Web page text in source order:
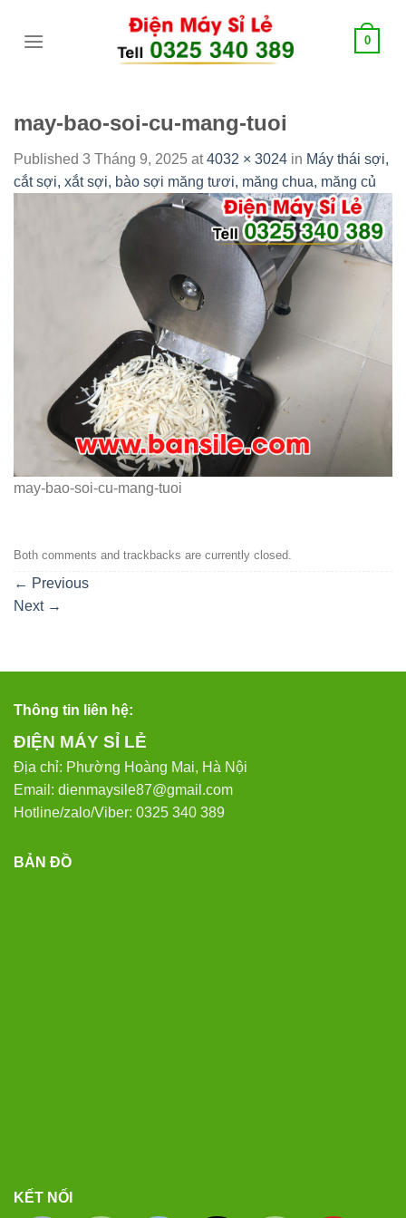
0
may-bao-soi-cu-mang-tuoi
Published 3 Tháng 9, 2025 at4032 × 3024 in Máy thái sợi,
cắt sợi, xắt sợi, bào sợi măng tươi, măng chua, măng củ
may-bao-soi-cu-mang-tuoi
Both comments and trackbacks are currently closed.
← Previous
Next →
Thông tin liên hệ:
ĐIỆN MÁY SỈ LẺ
Địa chỉ: Phường Hoàng Mai, Hà Nội
Email: dienmaysile87@gmail.com
Hotline/zalo/Viber: 0325 340 389
BẢN ĐỒ
KẾT NỐI